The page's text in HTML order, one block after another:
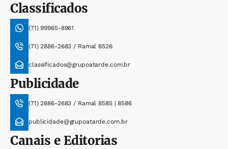
Classificados
(71) 99965-8961
(71) 2886-2683 / Ramal 8526
classificados@grupoatarde.com.br
Publicidade
(71) 2886-2683 / Ramal 8585 | 8586
publicidade@grupoatarde.com.br
Canais e Editorias